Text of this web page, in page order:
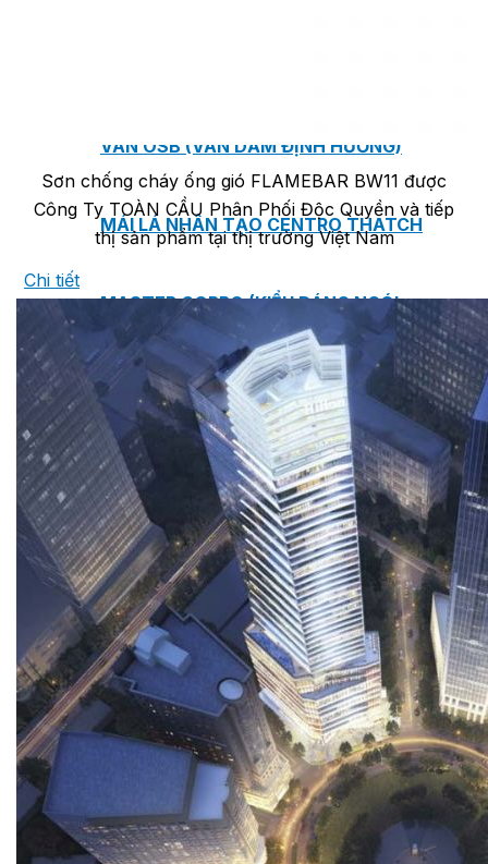
VÁN OSB (VÁN DĂM ĐỊNH HƯỚNG)
MÁI LÁ NHÂN TẠO CENTRO THATCH
MASTER COPPO (KIỂU DÁNG NGÓI
ĐỊA TRUNG HẢI)
Bơm Epsso
HỆ THỐNG BƠM TĂNG ÁP EPSSO
BƠM TRỤC ĐỨNG ĐƠN TẦNG CÁNH INLINE DP
BƠM TRỤC ĐỨNG ĐA TẦNG CÁNH EPSSO
BƠM TRỤC NGANG ĐA TẦNG CÁNH EPSSO
BƠM TRỤC NGANG RỜI TRỤC DSV EPSSO
Sơn chống cháy ống gió FLAMEBAR BW11 được
Công Ty TOÀN CẦU Phân Phối Độc Quyền và tiếp
thị sản phẩm tại thị trường Việt Nam
Chi tiết